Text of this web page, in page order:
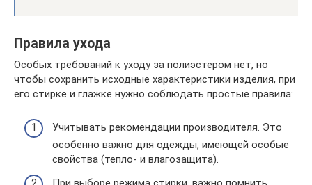
Правила ухода
Особых требований к уходу за полиэстером нет, но
чтобы сохранить исходные характеристики изделия, при
его стирке и глажке нужно соблюдать простые правила:
Учитывать рекомендации производителя. Это
особенно важно для одежды, имеющей особые
свойства (тепло- и влагозащита).